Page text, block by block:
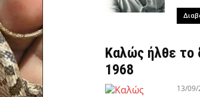
Καλώς ήλθε το
1968
13/